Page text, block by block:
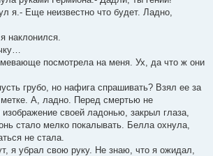
я.- Еще неизвестно что будет. Ладно,
наклонился.
посмотрела на меня. Ух, да что ж они
грубо, но нафига спрашивать? Взял ее за
метке. А, ладно. Перед смертью не
своей ладонью, закрыл глаза,
стало мелко покалывать. Белла охнула,
не стала.
я убрал свою руку. Не знаю, что я ожидал,